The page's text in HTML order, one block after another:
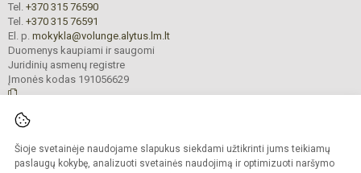
Šioje svetainėje naudojame slapukus siekdami užtikrinti jums teikiamų
paslaugų kokybę, analizuoti svetainės naudojimą ir optimizuoti naršymo
Tel. +370 315 76590
Tel. +370 315 76591
El. p. mokykla@volunge.alytus.lm.lt
Duomenys kaupiami ir saugomi
Juridinių asmenų registre
Įmonės kodas 191056629
saugomos.
Kopijuoti turinį be raštiško įstaigos administracijos sutikimo griežtai draudžiama.